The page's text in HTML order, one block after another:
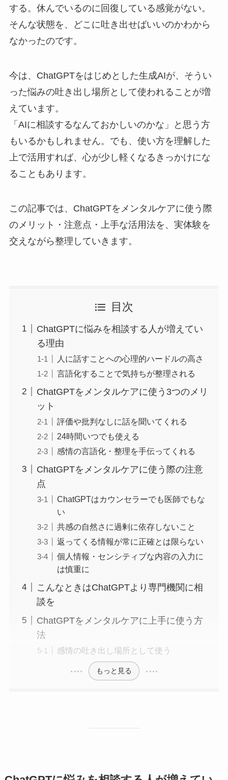
する。休んでいるのに回復している感覚がない。
そんな状態を、どこに吐き出せばいいのかわから
なかったのです。
今は、ChatGPTをはじめとした生成AIが、そうい
った悩みの吐き出し場所として使われることが増
えています。
「AIに相談するなんておかしいのかな」と思う方
もいるかもしれません。でも、使い方を理解した
上で活用すれば、心が少し軽くなるきっかけにな
ることもあります。
この記事では、ChatGPTをメンタルケアに使う際
のメリット・注意点・上手な活用法を、実体験を
交えながら整理していきます。
目次
ChatGPTに悩みを相談する人が増えてい
る理由
人に話すことへの心理的ハードルの高さ
言語化することで気持ちが整理される
ChatGPTをメンタルケアに使う3つのメリ
ット
評価や批判なしに話を聞いてくれる
24時間いつでも使える
感情の言語化・整理を手伝ってくれる
ChatGPTをメンタルケアに使う際の注意
点
ChatGPTはカウンセラーでも医師でもな
い
共感の自然さに過剰に依存しないこと
返ってくる情報が常に正確とは限らない
個人情報・センシティブな内容の入力に
は慎重に
こんなときはChatGPTより専門機関に相
談を
ChatGPTをメンタルケアに上手に使う方
法
感情の吐き出し場所として使う
もっと見る